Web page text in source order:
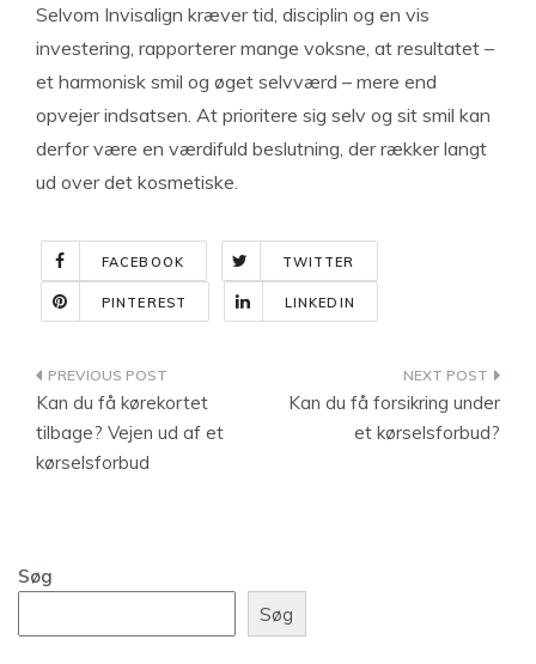
Selvom Invisalign kræver tid, disciplin og en vis
investering, rapporterer mange voksne, at resultatet –
et harmonisk smil og øget selvværd – mere end
opvejer indsatsen. At prioritere sig selv og sit smil kan
derfor være en værdifuld beslutning, der rækker langt
ud over det kosmetiske.
FACEBOOK TWITTER
PINTEREST LINKEDIN
Indlægsnavigation
Kan du få kørekortet
tilbage? Vejen ud af et
kørselsforbud
Kan du få forsikring under
et kørselsforbud?
Søg
Søg